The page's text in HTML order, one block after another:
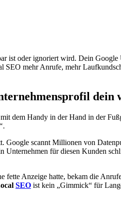
ist oder ignoriert wird. Dein
mehr Anrufe, mehr
dem Handy in der Hand in der
.
scannt Millionen von
Unternehmen für diesen Kunden
fette Anzeige hatte, bekam die
SEO ist kein „Gimmick“ für